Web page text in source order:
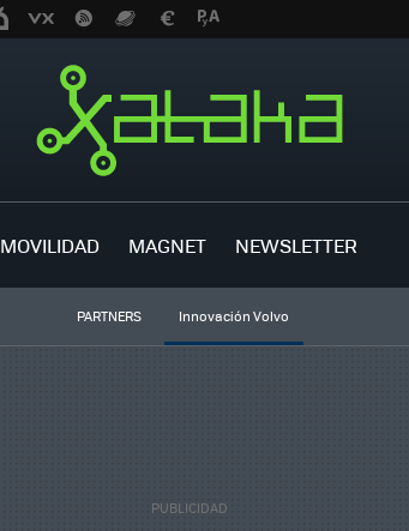
MOVILIDAD MAGNET NEWSLETTER
PARTNERS Innovación Volvo